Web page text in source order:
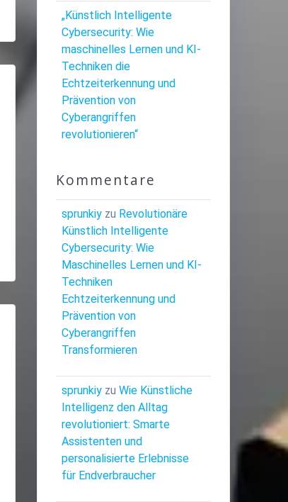
„Künstlich Intelligente
Cybersecurity: Wie
maschinelles Lernen und KI-
Techniken die
Echtzeiterkennung und
Prävention von
Cyberangriffen
revolutionieren“
Kommentare
sprunkiyzu Revolutionäre
Künstlich Intelligente
Cybersecurity: Wie
Maschinelles Lernen und KI-
Techniken
Echtzeiterkennung und
Prävention von
Cyberangriffen
Transformieren
sprunkiyzu Wie Künstliche
Intelligenz den Alltag
revolutioniert: Smarte
Assistenten und
personalisierte Erlebnisse
für Endverbraucher